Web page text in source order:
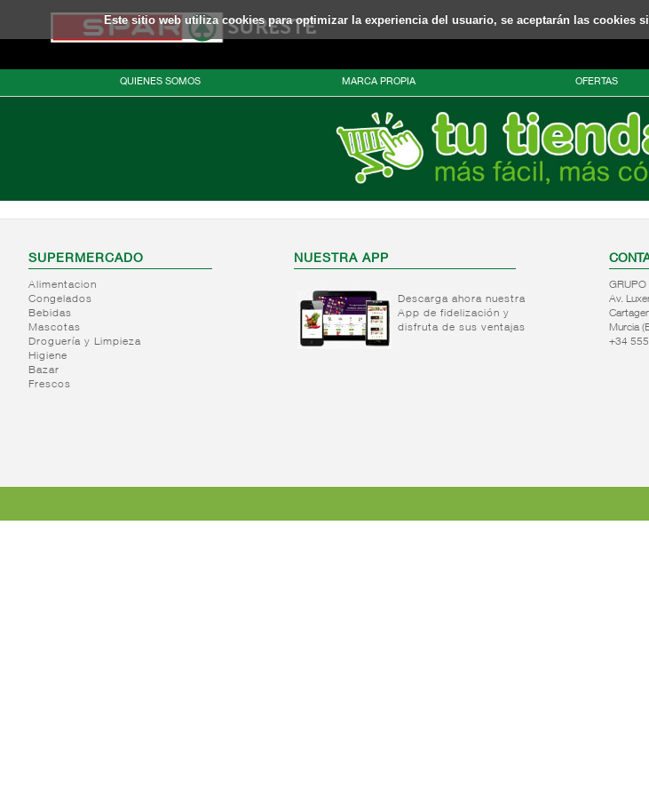
Este sitio web utiliza cookies para optimizar la experiencia del usuario, se aceptarán las cookies
QUIENES SOMOS MARCA PROPIA OFERTAS
SUPERMERCADO
Alimentacion
Congelados
Bebidas
Mascotas
Droguería y Limpieza
Higiene
Bazar
Frescos
NUESTRA APP
Descarga ahora nuestra
App de fidelización y
disfruta de sus ventajas
GRUPO
Av.
Murcia
+34